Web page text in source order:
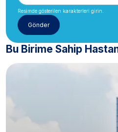
Resimde gösterilen karakterleri girin.
Bu Birime Sahip